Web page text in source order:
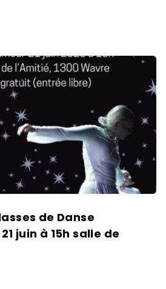
de Danse
juin à 15h salle de